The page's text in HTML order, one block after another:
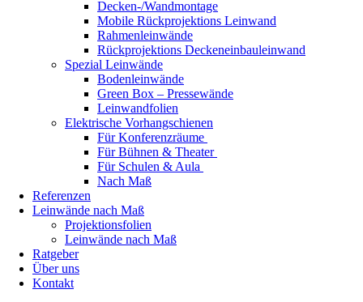
Decken-/Wandmontage
Mobile Rückprojektions Leinwand
Rahmenleinwände
Rückprojektions Deckeneinbauleinwand
Spezial Leinwände
Bodenleinwände
Green Box – Pressewände
Leinwandfolien
Elektrische Vorhangschienen
Für Konferenzräume
Für Bühnen & Theater
Für Schulen & Aula
Nach Maß
Referenzen
Leinwände nach Maß
Projektionsfolien
Leinwände nach Maß
Ratgeber
Über uns
Kontakt